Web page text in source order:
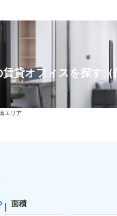
貸オフィスを探す（
エリア
面積